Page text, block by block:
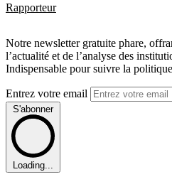
Rapporteur
Notre newsletter gratuite phare,
l’actualité et de l’analyse des
Indispensable pour suivre la
Entrez votre email
S'abonner
Loading...